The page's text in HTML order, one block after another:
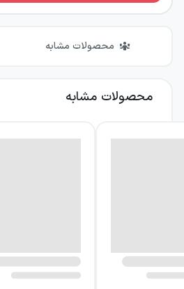
محصولات مشابه
محصولات مشابه